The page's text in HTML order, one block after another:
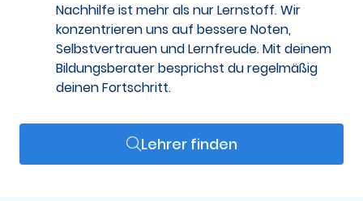
Nachhilfe ist mehr als nur Lernstoff. Wir
konzentrieren uns auf bessere Noten,
Selbstvertrauen und Lernfreude. Mit deinem
Bildungsberater besprichst du regelmäßig
deinen Fortschritt.
Lehrer finden